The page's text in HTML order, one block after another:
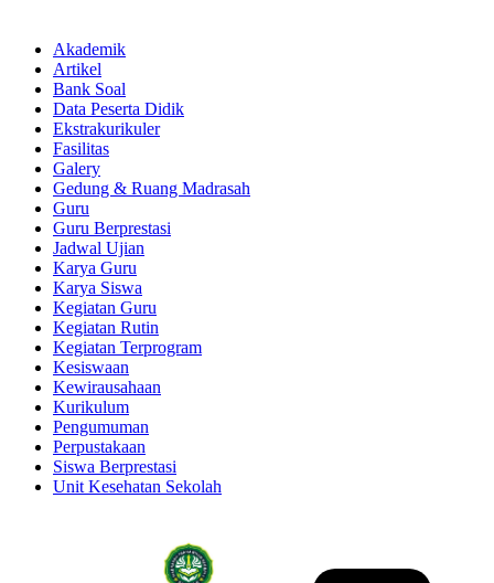
Akademik
Artikel
Bank Soal
Data Peserta Didik
Ekstrakurikuler
Fasilitas
Galery
Gedung & Ruang Madrasah
Guru
Guru Berprestasi
Jadwal Ujian
Karya Guru
Karya Siswa
Kegiatan Guru
Kegiatan Rutin
Kegiatan Terprogram
Kesiswaan
Kewirausahaan
Kurikulum
Pengumuman
Perpustakaan
Siswa Berprestasi
Unit Kesehatan Sekolah